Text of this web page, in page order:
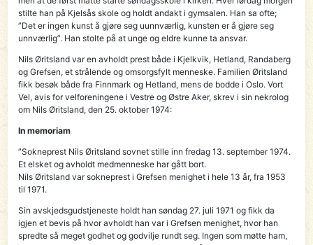
stilte han på Kjelsås skole og holdt andakt i gymsalen. Han sa ofte;
”Det er ingen kunst å gjøre seg uunn­værlig, kunsten er å gjøre seg
unnværlig”. Han stolte på at unge og eldre kunne ta ansvar.
Nils Øritsland var en avholdt prest både i Kjelkvik, Hetland, Randaberg
og Grefsen, et strålende og omsorgsfylt menneske. Familien Øritsland
fikk besøk både fra Finnmark og Hetland, mens de bodde i Oslo. Vort
Vel, avis for velforeningene i Vestre og Østre Aker, skrev i sin nekrolog
om Nils Øritsland, den 25. oktober 1974:
In memoriam
”Sokneprest Nils Øritsland sovnet stille inn fredag 13. september 1974.
Et elsket og avholdt medmenneske har gått bort.
Nils Øritsland var sokneprest i Grefsen menighet i hele 13 år, fra 1953
til 1971.
Sin avskjedsgudstjeneste holdt han søndag 27. juli 1971 og fikk da
igjen et bevis på hvor avholdt han var i Grefsen menighet, hvor han
spredte så meget godhet og godvilje rundt seg. Ingen som møtte ham,